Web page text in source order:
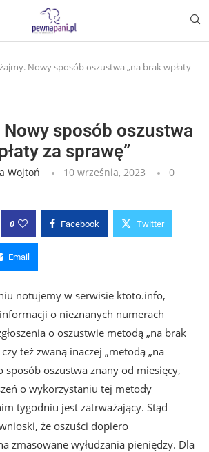
Nowy sposób oszustwa „na brak wpłaty
Nowy sposób oszustwa
za sprawę”
Wojtoń 10 września, 2023
0
0 Facebook Twitter
Email
notujemy w serwisie ktoto.info,
o nieznanych numerach
o oszustwie metodą „na brak
też zwaną inaczej „metodą „na
sposób oszustwa znany od miesięcy,
o wykorzystaniu tej metody
tygodniu jest zatrważający. Stąd
że oszuści dopiero
zmasowane wyłudzania pieniędzy. Dla